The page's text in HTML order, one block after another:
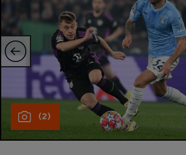
U21
Fotbal feminin
Special
Diverse
Inedit
Clasamente
(2)